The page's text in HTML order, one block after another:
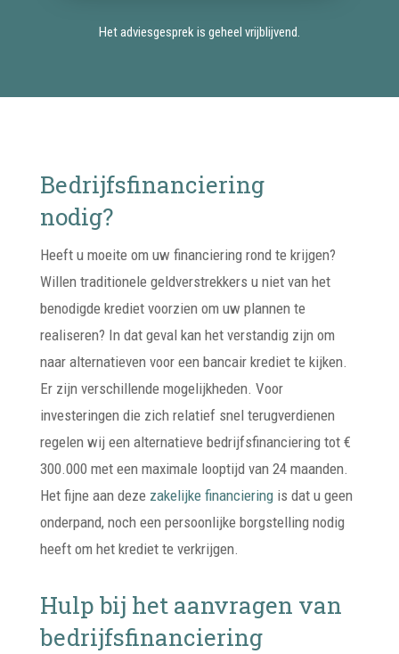
Het adviesgesprek is geheel vrijblijvend.
Bedrijfsfinanciering
nodig?
Heeft u moeite om uw financiering rond te krijgen?
Willen traditionele geldverstrekkers u niet van het
benodigde krediet voorzien om uw plannen te
realiseren? In dat geval kan het verstandig zijn om
naar alternatieven voor een bancair krediet te kijken.
Er zijn verschillende mogelijkheden. Voor
investeringen die zich relatief snel terugverdienen
regelen wij een alternatieve bedrijfsfinanciering tot €
300.000 met een maximale looptijd van 24 maanden.
Het fijne aan deze zakelijke financieringis dat u geen
onderpand, noch een persoonlijke borgstelling nodig
heeft om het krediet te verkrijgen.
Hulp bij het aanvragen van
bedrijfsfinanciering